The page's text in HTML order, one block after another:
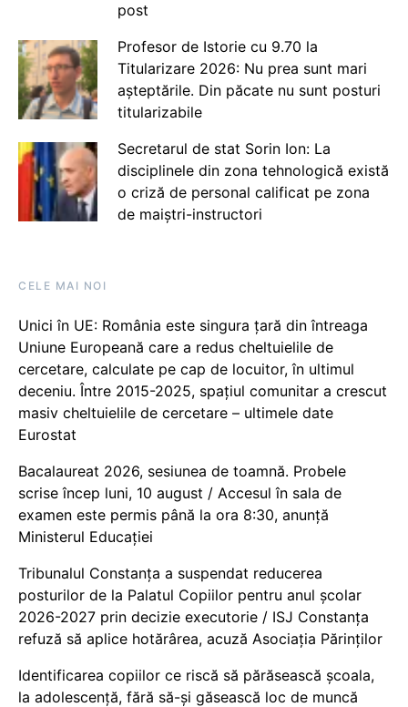
post
Profesor de Istorie cu 9.70 la
Titularizare 2026: Nu prea sunt mari
așteptările. Din păcate nu sunt posturi
titularizabile
Secretarul de stat Sorin Ion: La
disciplinele din zona tehnologică există
o criză de personal calificat pe zona
de maiștri-instructori
CELE MAI NOI
Unici în UE: România este singura țară din întreaga
Uniune Europeană care a redus cheltuielile de
cercetare, calculate pe cap de locuitor, în ultimul
deceniu. Între 2015-2025, spațiul comunitar a crescut
masiv cheltuielile de cercetare – ultimele date
Eurostat
Bacalaureat 2026, sesiunea de toamnă. Probele
scrise încep luni, 10 august / Accesul în sala de
examen este permis până la ora 8:30, anunță
Ministerul Educației
Tribunalul Constanța a suspendat reducerea
posturilor de la Palatul Copiilor pentru anul școlar
2026-2027 prin decizie executorie / ISJ Constanța
refuză să aplice hotărârea, acuză Asociația Părinților
Identificarea copiilor ce riscă să părăsească școala,
la adolescență, fără să-și găsească loc de muncă